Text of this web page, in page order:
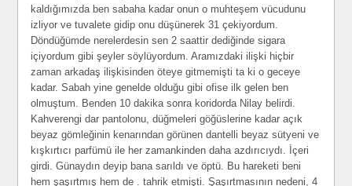
kaldığımızda ben sabaha kadar onun o muhteşem vücudunu
izliyor ve tuvalete gidip onu düşünerek 31 çekiyordum.
Döndüğümde nerelerdesin sen 2 saattir dediğinde sigara
içiyordum gibi şeyler söylüyordum. Aramızdaki ilişki hiçbir
zaman arkadaş ilişkisinden öteye gitmemişti ta ki o geceye
kadar. Sabah yine genelde olduğu gibi ofise ilk gelen ben
olmuştum. Benden 10 dakika sonra koridorda Nilay belirdi.
Kahverengi dar pantolonu, düğmeleri göğüslerine kadar açık
beyaz gömleğinin kenarından görünen dantelli beyaz sütyeni ve
kışkırtıcı parfümü ile her zamankinden daha azdırıcıydı. İçeri
girdi. Günaydın deyip bana sarıldı ve öptü. Bu hareketi beni
hem şaşırtmış hem de . tahrik etmişti. Şaşırtmasının nedeni, 4